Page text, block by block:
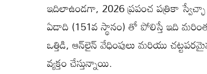
ఇదిలాఉండగా, 2026 ప్రపంచ పత్రికా
ఏడాది (151వ స్థానం) తో పోలిస్తే ఇది
ఒత్తిడి, ఆన్‌లైన్ వేధింపులు మరియు
వ్యక్తం చేస్తున్నాయి.